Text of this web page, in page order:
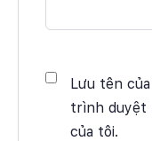
Lưu tên
trình duyệt
của tôi.